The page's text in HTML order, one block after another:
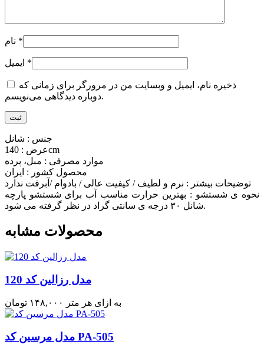
*
*
ذخیره نام، ایمیل و وبسایت من در مرورگر برای زمانی که
دوباره دیدگاهی می‌نویسم.
جنس : شانل
عرض : 140cm
موارد مصرفی : مبل، پرده
محصول کشور : ایران
توضیحات بیشتر : نرم و لطیف / کیفیت عالی / بادوام /آبرفت ندارد
نحوه ی شستشو : بهترین حرارت مناسب آب برای شستشو پارچه
شانل ۳۰ درجه ی سانتی گراد در نظر گرفته می شود.
محصولات مشابه
مدل رزالین کد 120
۱۴۸,۰۰۰ تومان به ازای هر متر
مدل مرسین کد PA-505